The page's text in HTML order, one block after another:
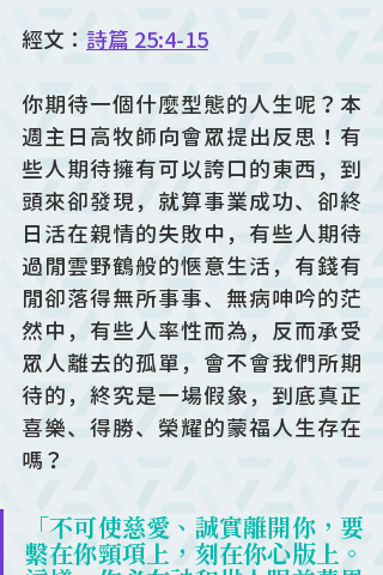
經文： 詩篇 25:4-15
你期待一個什麼型態的人生呢？本
週主日高牧師向會眾提出反思！有
些人期待擁有可以誇口的東西，到
頭來卻發現，就算事業成功、卻終
日活在親情的失敗中，有些人期待
過閒雲野鶴般的愜意生活，有錢有
閒卻落得無所事事、無病呻吟的茫
然中，有些人率性而為，反而承受
眾人離去的孤單，會不會我們所期
待的，終究是一場假象，到底真正
喜樂、得勝、榮耀的蒙福人生存在
嗎？
「不可使慈愛、誠實離開你，要
繫在你頸項上，刻在你心版上。